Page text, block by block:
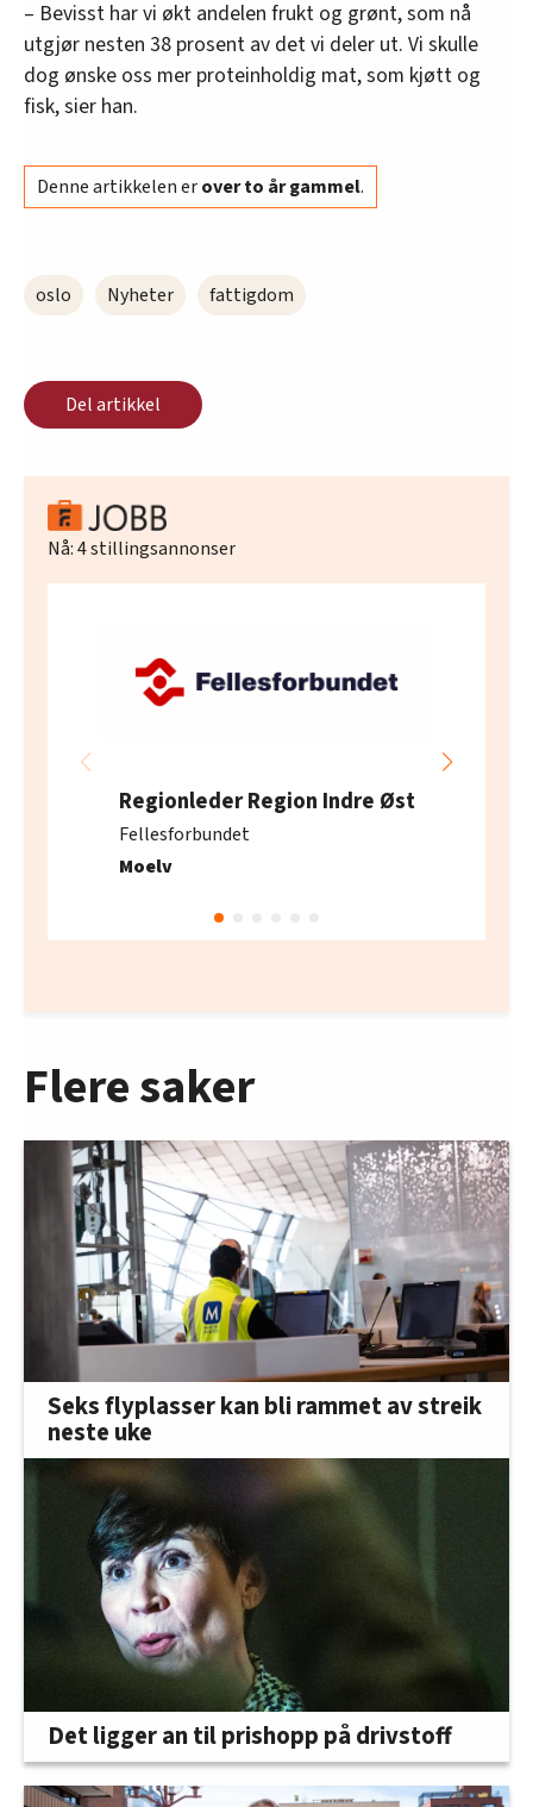
– Bevisst har vi økt andelen frukt og grønt, som nå
utgjør nesten 38 prosent av det vi deler ut. Vi skulle
dog ønske oss mer proteinholdig mat, som kjøtt og
fisk, sier han.
Denne artikkelen erover to år gammel.
oslo Nyheter fattigdom
Del artikkel
Nå:4stillingsannonser
Regionleder Region Indre Øst
Fellesforbundet
Moelv
Flere saker
Seks flyplasser kan bli rammet av streik
neste uke
Det ligger an til prishopp på drivstoff